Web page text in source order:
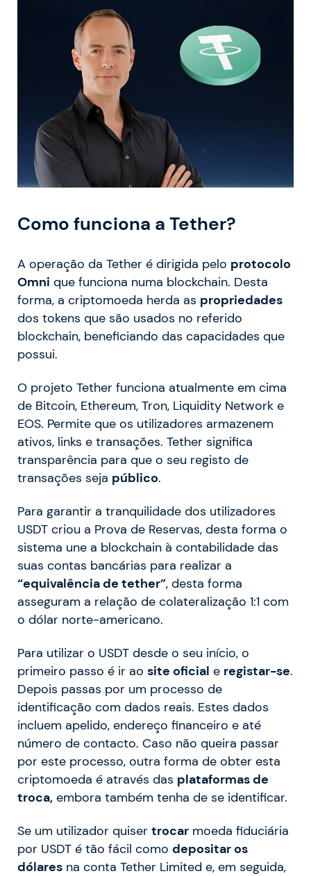
Como funciona a Tether?
A operação da Tether é dirigida pelo protocolo
Omni que funciona numa blockchain. Desta
forma, a criptomoeda herda as propriedades
dos tokens que são usados no referido
blockchain, beneficiando das capacidades que
possui.
O projeto Tether funciona atualmente em cima
de Bitcoin, Ethereum, Tron, Liquidity Network e
EOS. Permite que os utilizadores armazenem
ativos, links e transações. Tether significa
transparência para que o seu registo de
transações seja público.
Para garantir a tranquilidade dos utilizadores
USDT criou a Prova de Reservas, desta forma o
sistema une a blockchain à contabilidade das
suas contas bancárias para realizar a
“equivalência de tether”, desta forma
asseguram a relação de colateralização 1:1 com
o dólar norte-americano.
Para utilizar o USDT desde o seu início, o
primeiro passo é ir ao site oficial e registar-se.
Depois passas por um processo de
identificação com dados reais. Estes dados
incluem apelido, endereço financeiro e até
número de contacto. Caso não queira passar
por este processo, outra forma de obter esta
criptomoeda é através das plataformas de
troca, embora também tenha de se identificar.
Se um utilizador quiser trocar moeda fiduciária
por USDT é tão fácil como depositar os
dólares na conta Tether Limited e, em seguida,